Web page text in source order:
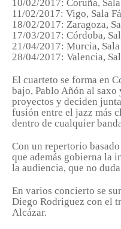
10/02/2017: Coruña,
11/02/2017: Vigo, Sala
18/02/2017: Zaragoza,
17/03/2017: Córdoba,
21/04/2017: Murcia,
28/04/2017: Valencia,
El cuarteto se forma en
bajo, Pablo Añón al
proyectos y deciden
fusión entre el jazz más
dentro de cualquier
Con un repertorio
que además gobierna la
la audiencia, que no
En varios concierto se
Diego Rodriguez con el
Alcázar.